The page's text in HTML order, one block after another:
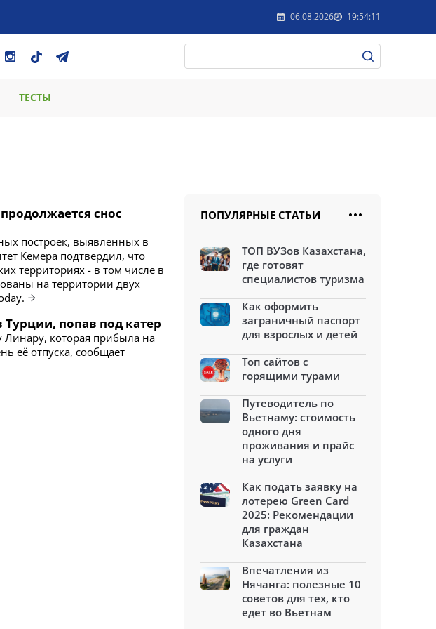
06.08.2026 19:54:11
ТЕСТЫ
снос
построек, выявленных в
Кемера подтвердил, что
территориях - в том числе в
на территории двух
Турции, попав под катер
Линару, которая прибыла на
её отпуска, сообщает
ПОПУЛЯРНЫЕ СТАТЬИ
ТОП ВУЗов Казахстана,
где готовят
специалистов туризма
Как оформить
заграничный паспорт
для взрослых и детей
Топ сайтов с
горящими турами
Путеводитель по
Вьетнаму: стоимость
одного дня
проживания и прайс
на услуги
Как подать заявку на
лотерею Green Card
2025: Рекомендации
для граждан
Казахстана
Впечатления из
Нячанга: полезные 10
советов для тех, кто
едет во Вьетнам